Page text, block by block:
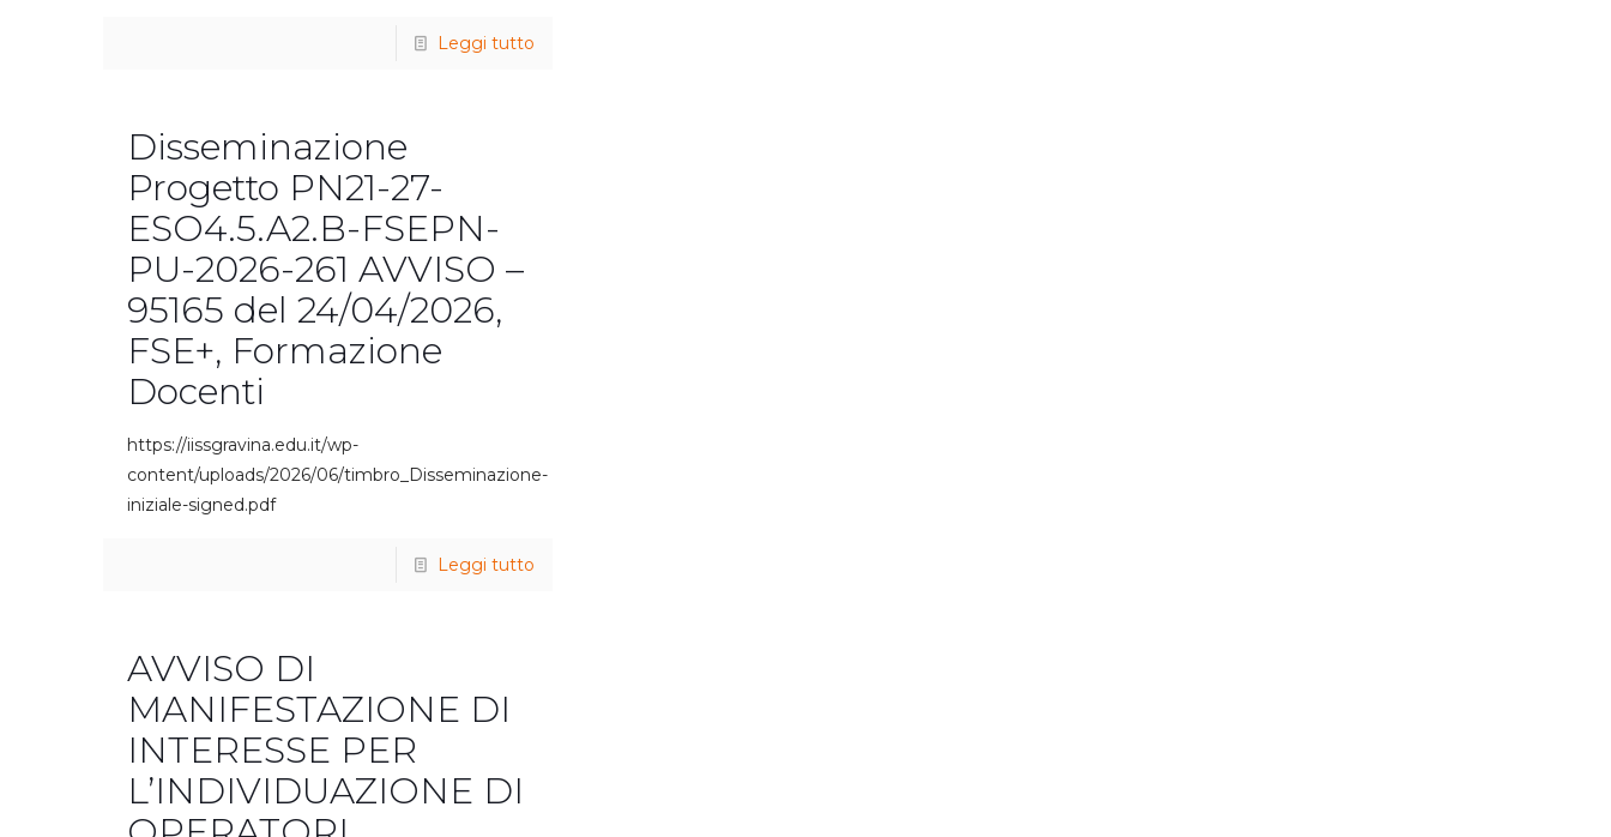
Leggi tutto
Disseminazione
Progetto PN21-27-
ESO4.5.A2.B-FSEPN-
PU-2026-261 AVVISO –
95165 del 24/04/2026,
FSE+, Formazione
Docenti
https://iissgravina.edu.it/wp-
content/uploads/2026/06/timbro_Disseminazione-
iniziale-signed.pdf
Leggi tutto
AVVISO DI
MANIFESTAZIONE DI
INTERESSE PER
L’INDIVIDUAZIONE DI